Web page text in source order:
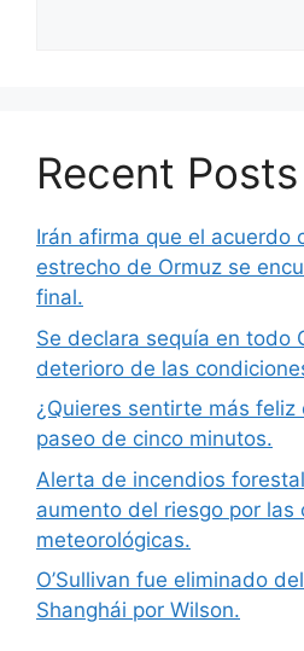
Recent Posts
Irán afirma que el acuerdo
estrecho de Ormuz se
final.
Se declara sequía en todo
deterioro de las
¿Quieres sentirte más feliz
paseo de cinco minutos.
Alerta de incendios
aumento del riesgo por las
meteorológicas.
O’Sullivan fue eliminado
Shanghái por Wilson.